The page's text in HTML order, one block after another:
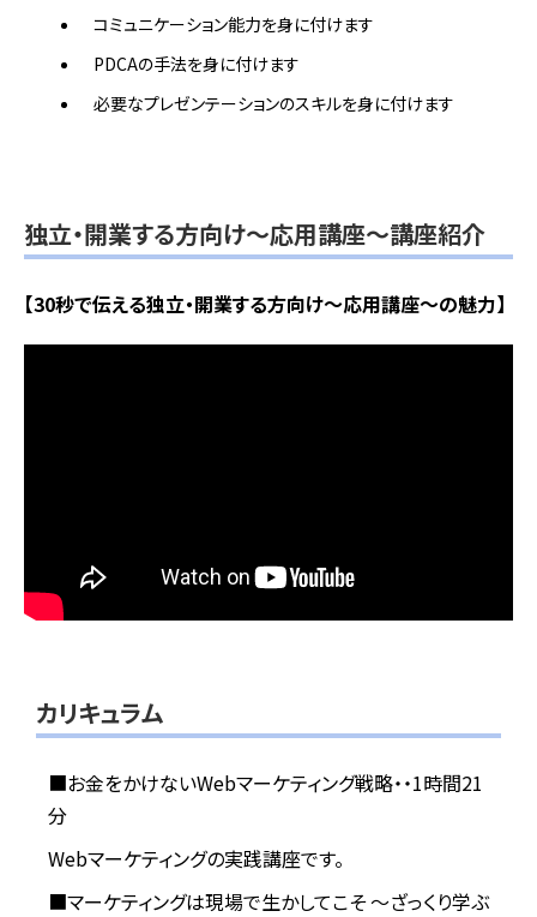
コミュニケーション能力を身に付けます
PDCAの手法を身に付けます
必要なプレゼンテーションのスキルを身に付けます
独立・開業する方向け～応用講座～講座紹介
【30秒で伝える独立・開業する方向け～応用講座～の魅力】
カリキュラム
■お金をかけないWebマーケティング戦略・・1時間21
分
Webマーケティングの実践講座です。
■マーケティングは現場で生かしてこそ ～ざっくり学ぶ